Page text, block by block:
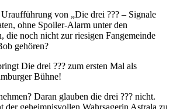
von „Die drei ??? – Signale
ohne Spoiler-Alarm unter den
die noch nicht zur riesigen Fangemeinde
gehören?
Die drei ??? zum ersten Mal als
Bühne!
Daran glauben die drei ??? nicht.
der geheimnisvollen Wahrsagerin Astrala zu